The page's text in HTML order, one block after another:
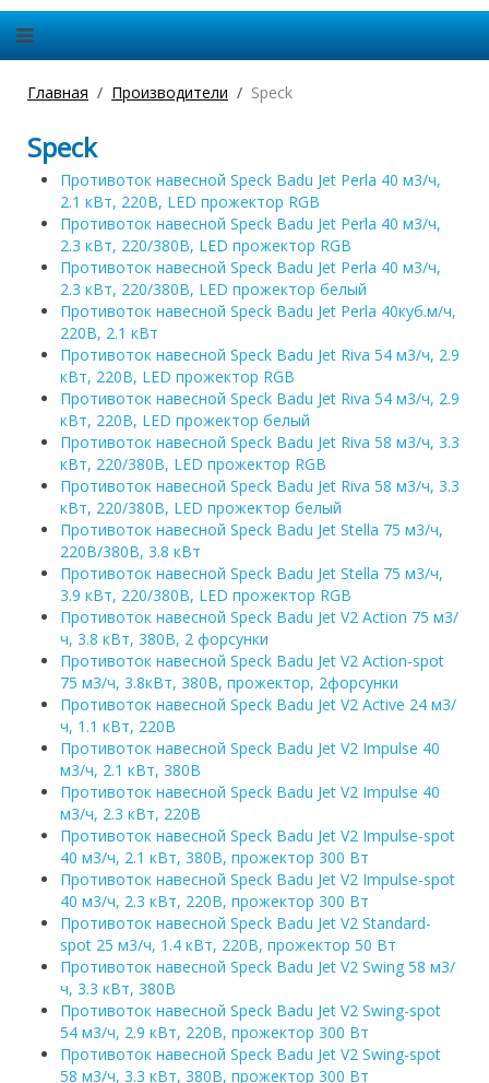
Главная Производители Speck
Speck
Противоток навесной Speck Badu Jet Perla 40 м3/ч,
2.1 кВт, 220В, LED прожектор RGB
Противоток навесной Speck Badu Jet Perla 40 м3/ч,
2.3 кВт, 220/380В, LED прожектор RGB
Противоток навесной Speck Badu Jet Perla 40 м3/ч,
2.3 кВт, 220/380В, LED прожектор белый
Противоток навесной Speck Badu Jet Perla 40куб.м/ч,
220В, 2.1 кВт
Противоток навесной Speck Badu Jet Riva 54 м3/ч, 2.9
кВт, 220В, LED прожектор RGB
Противоток навесной Speck Badu Jet Riva 54 м3/ч, 2.9
кВт, 220В, LED прожектор белый
Противоток навесной Speck Badu Jet Riva 58 м3/ч, 3.3
кВт, 220/380В, LED прожектор RGB
Противоток навесной Speck Badu Jet Riva 58 м3/ч, 3.3
кВт, 220/380В, LED прожектор белый
Противоток навесной Speck Badu Jet Stella 75 м3/ч,
220В/380B, 3.8 кВт
Противоток навесной Speck Badu Jet Stella 75 м3/ч,
3.9 кВт, 220/380В, LED прожектор RGB
Противоток навесной Speck Badu Jet V2 Action 75 м3/
ч, 3.8 кВт, 380В, 2 форсунки
Противоток навесной Speck Badu Jet V2 Action-spot
75 м3/ч, 3.8кВт, 380В, прожектор, 2форсунки
Противоток навесной Speck Badu Jet V2 Active 24 м3/
ч, 1.1 кВт, 220В
Противоток навесной Speck Badu Jet V2 Impulse 40
м3/ч, 2.1 кВт, 380В
Противоток навесной Speck Badu Jet V2 Impulse 40
м3/ч, 2.3 кВт, 220В
Противоток навесной Speck Badu Jet V2 Impulse-spot
40 м3/ч, 2.1 кВт, 380В, прожектор 300 Вт
Противоток навесной Speck Badu Jet V2 Impulse-spot
40 м3/ч, 2.3 кВт, 220В, прожектор 300 Вт
Противоток навесной Speck Badu Jet V2 Standard-
spot 25 м3/ч, 1.4 кВт, 220В, прожектор 50 Вт
Противоток навесной Speck Badu Jet V2 Swing 58 м3/
ч, 3.3 кВт, 380В
Противоток навесной Speck Badu Jet V2 Swing-spot
54 м3/ч, 2.9 кВт, 220В, прожектор 300 Вт
Противоток навесной Speck Badu Jet V2 Swing-spot
58 м3/ч, 3.3 кВт, 380В, прожектор 300 Вт